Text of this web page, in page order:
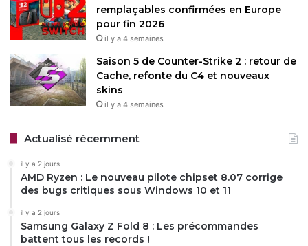
remplaçables confirmées en Europe
pour fin 2026
il y a 4 semaines
Saison 5 de Counter-Strike 2 : retour de
Cache, refonte du C4 et nouveaux
skins
il y a 4 semaines
Actualisé récemment
il y a 2 jours
AMD Ryzen : Le nouveau pilote chipset 8.07 corrige
des bugs critiques sous Windows 10 et 11
il y a 2 jours
Samsung Galaxy Z Fold 8 : Les précommandes
battent tous les records !